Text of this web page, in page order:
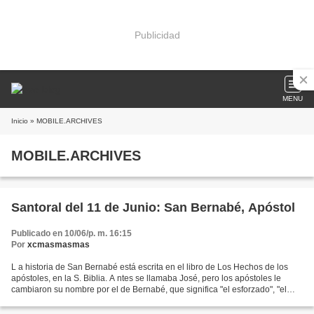
Publicidad
MENU
Inicio » MOBILE.ARCHIVES
MOBILE.ARCHIVES
Santoral del 11 de Junio: San Bernabé, Apóstol
Publicado en 10/06/p. m. 16:15
Por xcmasmasmas
L a historia de San Bernabé está escrita en el libro de Los Hechos de los
apóstoles, en la S. Biblia. A ntes se llamaba José, pero los apóstoles le
cambiaron su nombre por el de Bernabé, que significa "el esforzado", "el